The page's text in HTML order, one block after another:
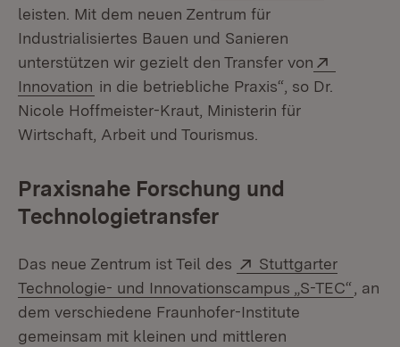
leisten. Mit dem neuen Zentrum für
Industrialisiertes Bauen und Sanieren
unterstützen wir gezielt den Transfer von
Innovation (Öffnet in neuem Fenster)
in die betriebliche Praxis“, so Dr.
Nicole Hoffmeister-Kraut, Ministerin für
Wirtschaft, Arbeit und Tourismus.
Praxisnahe Forschung und
Technologietransfer
Das neue Zentrum ist Teil des Extern:
Stuttgarter
Technologie- und Innovationscampus „S-TEC“ , an
dem verschiedene Fraunhofer-Institute
gemeinsam mit kleinen und mittleren